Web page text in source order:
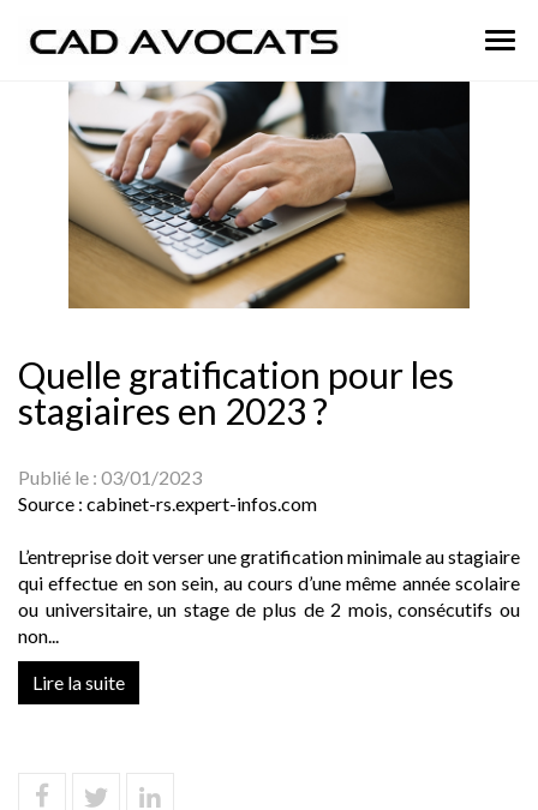
Quelle gratification pour les
stagiaires en 2023 ?
Publié le : 03/01/2023
Source : cabinet-rs.expert-infos.com
L’entreprise doit verser une gratification minimale au stagiaire
qui effectue en son sein, au cours d’une même année scolaire
ou universitaire, un stage de plus de 2 mois, consécutifs ou
non...
Lire la suite